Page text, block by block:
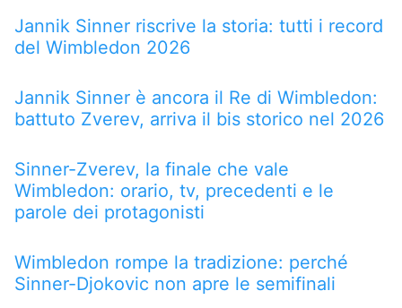
Jannik Sinner riscrive la storia: tutti i record
del Wimbledon 2026
Jannik Sinner è ancora il Re di Wimbledon:
battuto Zverev, arriva il bis storico nel 2026
Sinner-Zverev, la finale che vale
Wimbledon: orario, tv, precedenti e le
parole dei protagonisti
Wimbledon rompe la tradizione: perché
Sinner-Djokovic non apre le semifinali